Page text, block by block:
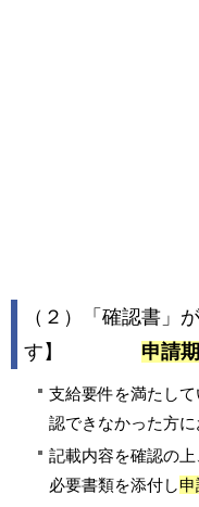
（２）「確認書
す】 申請
支給要件を満たし
認できなかった方
記載内容を確認の上
必要書類を添付し